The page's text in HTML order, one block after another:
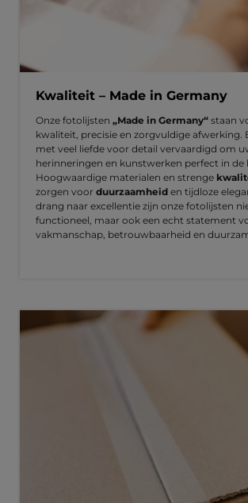
Kwaliteit – Made in Germany
Onze fotolijsten „Made in Germany“ staan
kwaliteit, precisie en zorgvuldige afwerking.
met veel liefde voor detail vervaardigd om
herinneringen en kunstwerken perfect in de
Hoogwaardige materialen en strenge
zorgen voor duurzaamheid en tijdloze
drang naar excellentie zijn onze fotolijsten
functioneel, maar ook een echt statement
vakmanschap, betrouwbaarheid en